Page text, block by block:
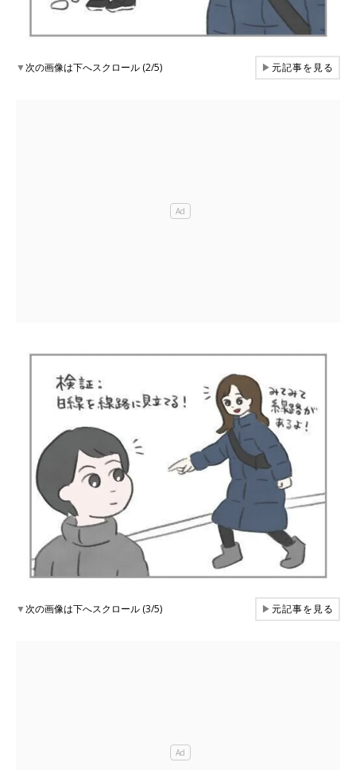
▼次の画像は下へスクロール (2/5) ▶元記事を見る
▼次の画像は下へスクロール (3/5) ▶元記事を見る